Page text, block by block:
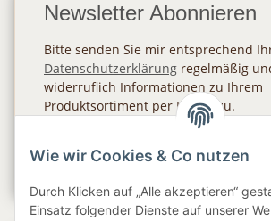
Newsletter Abonnieren
Bitte senden Sie mir entsprechend
Datenschutzerklärung regelmäßig
widerruflich Informationen zu Ihrem
Produktsortiment per E-Mail zu.
Wie wir Cookies & Co nutzen
Durch Klicken auf „Alle akzeptieren“
Einsatz folgender Dienste auf unserer